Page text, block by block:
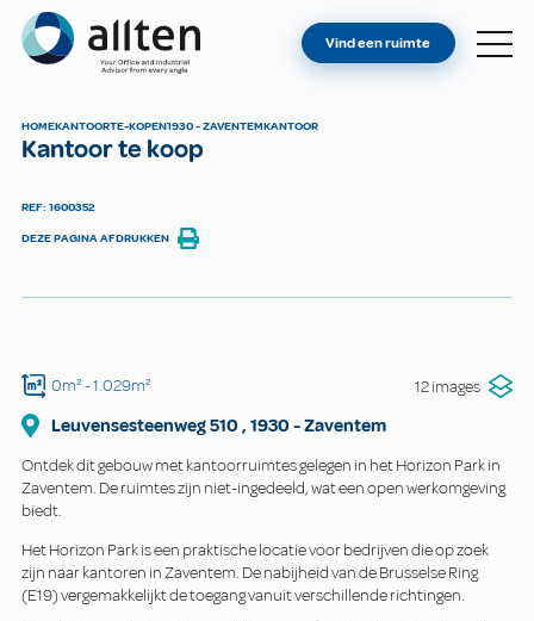
Allten
VIND EEN RUIMTE
Vind een ruimte
HOMEKANTOORTE-KOPEN1930 - ZAVENTEMKANTOOR
Kantoor te koop
REF: 1600352
DEZE PAGINA AFDRUKKEN
0m²- 1.029m² 12 images
Leuvensesteenweg510 , 1930 -Zaventem
Ontdek dit gebouw met kantoorruimtes gelegen in het Horizon Park in
Zaventem. De ruimtes zijn niet-ingedeeld, wat een open werkomgeving
biedt.
Het Horizon Park is een praktische locatie voor bedrijven die op zoek
zijn naar kantoren in Zaventem. De nabijheid van de Brusselse Ring
(E19) vergemakkelijkt de toegang vanuit verschillende richtingen.